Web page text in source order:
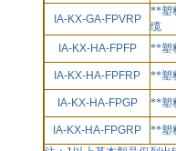
IA-KX-GA-FPVRP
**塑
缆
IA-KX-HA-FPFP
**塑
IA-KX-HA-FPFRP **塑
IA-KX-HA-FPGP **塑
IA-KX-HA-FPGRP
**塑